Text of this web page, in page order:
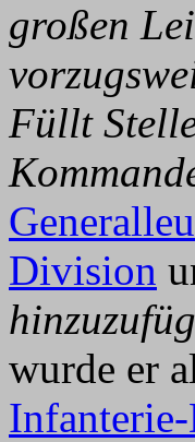
großen
Füllt
Division
wurde er